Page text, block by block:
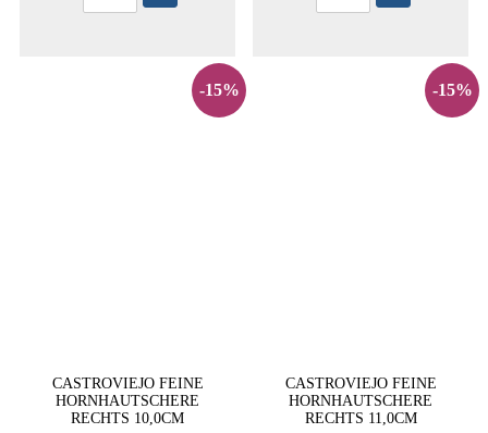
-15%
CASTROVIEJO FEINE
HORNHAUTSCHERE
RECHTS 10,0CM
-15%
CASTROVIEJO FEINE
HORNHAUTSCHERE
RECHTS 11,0CM